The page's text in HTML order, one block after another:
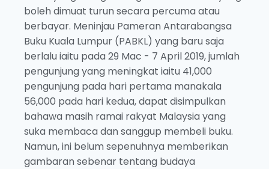
boleh dimuat turun secara percuma atau
berbayar. Meninjau Pameran Antarabangsa
Buku Kuala Lumpur (PABKL) yang baru saja
berlalu iaitu pada 29 Mac - 7 April 2019, jumlah
pengunjung yang meningkat iaitu 41,000
pengunjung pada hari pertama manakala
56,000 pada hari kedua, dapat disimpulkan
bahawa masih ramai rakyat Malaysia yang
suka membaca dan sanggup membeli buku.
Namun, ini belum sepenuhnya memberikan
gambaran sebenar tentang budaya